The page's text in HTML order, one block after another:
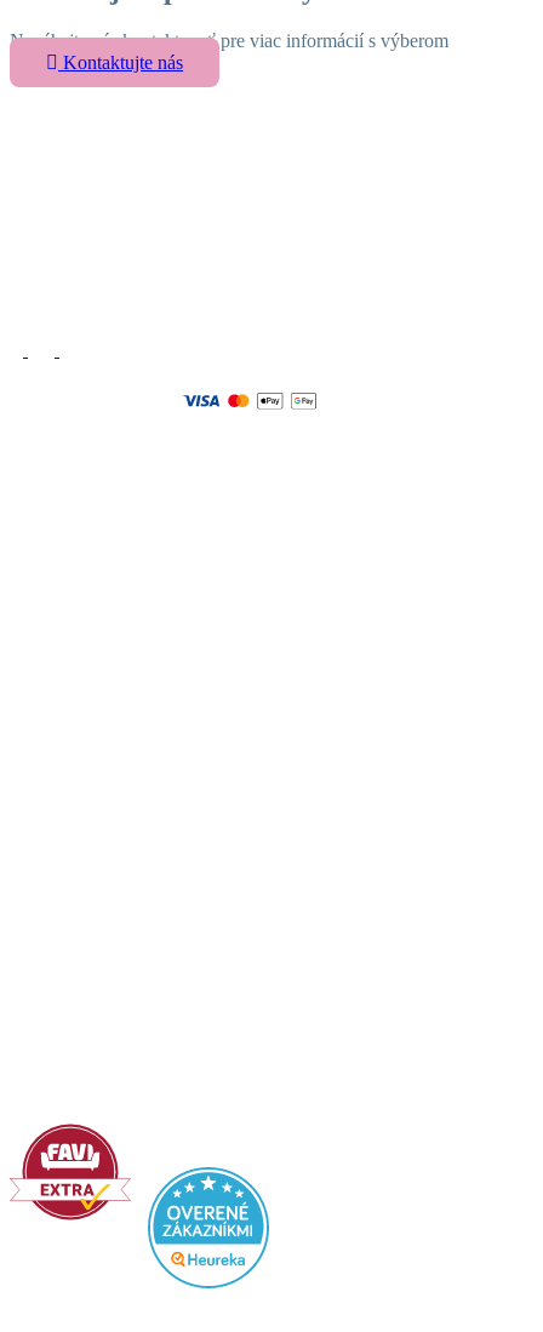
Neváhajte nás kontaktovať pre viac informácií s výberom
Kontaktujte nás